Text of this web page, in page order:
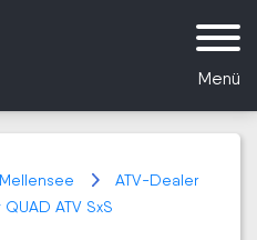
Menü
ATV-Dealer
ATV SxS